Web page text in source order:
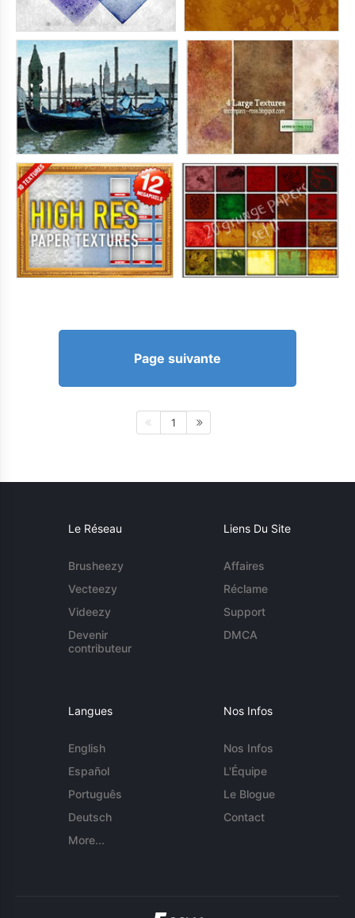
Page suivante
1
Le Réseau
Brusheezy
Vecteezy
Videezy
Devenir
contributeur
Liens Du Site
Affaires
Réclame
Support
DMCA
Langues
English
Español
Português
Deutsch
More...
Nos Infos
Nos Infos
L'Équipe
Le Blogue
Contact